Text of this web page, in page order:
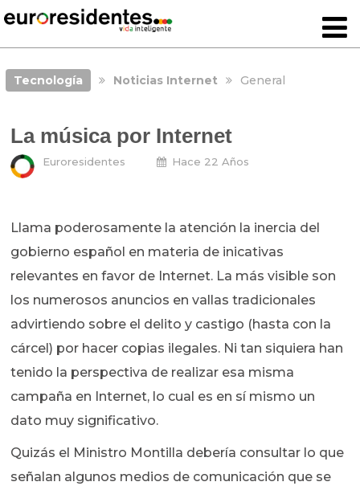
Tecnología Noticias Internet General
La música por Internet
Euroresidentes Hace 22 Años
Llama poderosamente la atención la inercia del
gobierno español en materia de inicativas
relevantes en favor de Internet. La más visible son
los numerosos anuncios en vallas tradicionales
advirtiendo sobre el delito y castigo (hasta con la
cárcel) por hacer copias ilegales. Ni tan siquiera han
tenido la perspectiva de realizar esa misma
campaña en Internet, lo cual es en sí mismo un
dato muy significativo.
Quizás el Ministro Montilla debería consultar lo que
señalan algunos medios de comunicación que se